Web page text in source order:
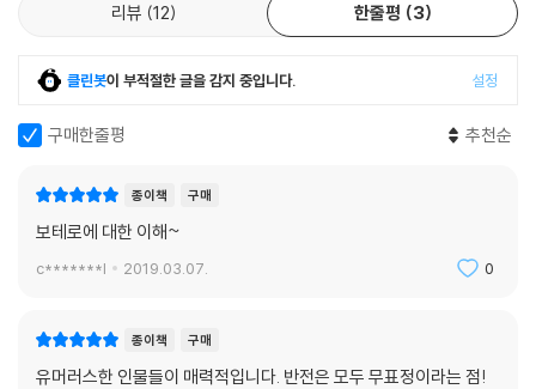
리뷰 12 한줄평 3
클린봇이 부적절한 글을 감지 중입니다. 설정
구매한줄평 추천순
종이책 구매
보테로에 대한 이해~
c*******l 2019.03.07. 0
종이책 구매
유머러스한 인물들이 매력적입니다. 반전은 모두 무표정이라는 점!